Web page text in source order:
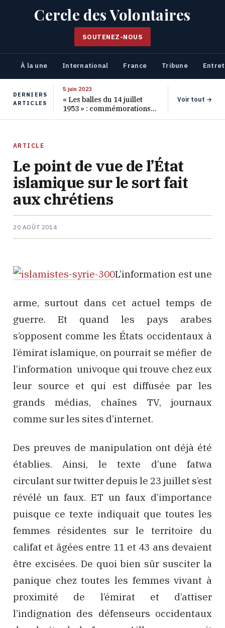
Cercle des Volontaires
SOUTENEZ-NOUS
À la une International France Tribune
DERNIERS
ARTICLES
5 juin 2023
« Les balles du 14 juillet
1953 » : commémorations
pour les 70 ans de ce
Voir tout →
ARTICLE
Le point de vue de l’État
islamique sur le sort fait
aux chrétiens
20 AOÛT 2014
L’information est une
arme, surtout dans cet actuel temps de
guerre. Et quand les pays arabes
s’opposent comme les États occidentaux à
l’émirat islamique, on pourrait se méfier de
l’information univoque qui trouve chez eux
leur source et qui est diffusée par les
grands médias, chaînes TV, journaux
comme sur les sites d’internet.
Des preuves de manipulation ont déjà été
établies. Ainsi, le texte d’une fatwa
circulant sur twitter depuis le 23 juillet s’est
révélé un faux. ET un faux d’importance
puisque ce texte indiquait que toutes les
femmes résidentes sur le territoire du
califat et âgées entre 11 et 43 ans devaient
être excisées. De quoi bien sûr susciter la
panique chez toutes les femmes vivant à
proximité de l’émirat et d’attiser
l’indignation des défenseurs occidentaux